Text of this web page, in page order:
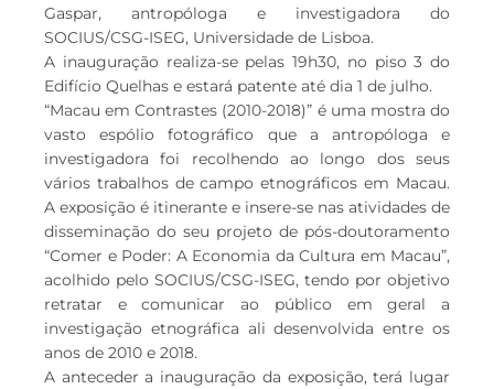
Gaspar, antropóloga e investigadora do
SOCIUS/CSG-ISEG, Universidade de Lisboa.
A inauguração realiza-se pelas 19h30, no piso 3 do
Edifício Quelhas e estará patente até dia 1 de julho.
“Macau em Contrastes (2010-2018)” é uma mostra do
vasto espólio fotográfico que a antropóloga e
investigadora foi recolhendo ao longo dos seus
vários trabalhos de campo etnográficos em Macau.
A exposição é itinerante e insere-se nas atividades de
disseminação do seu projeto de pós-doutoramento
“Comer e Poder: A Economia da Cultura em Macau”,
acolhido pelo SOCIUS/CSG-ISEG, tendo por objetivo
retratar e comunicar ao público em geral a
investigação etnográfica ali desenvolvida entre os
anos de 2010 e 2018.
A anteceder a inauguração da exposição, terá lugar